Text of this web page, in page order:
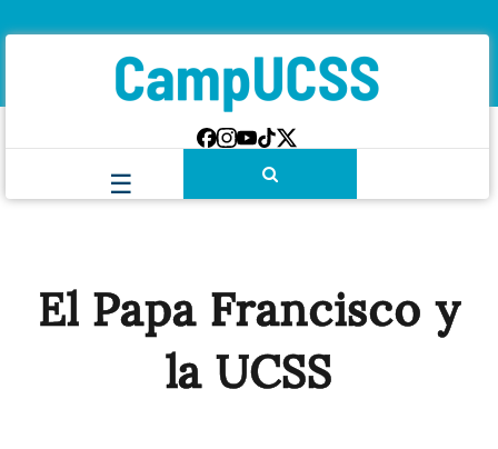
El Papa Francisco y
la UCSS